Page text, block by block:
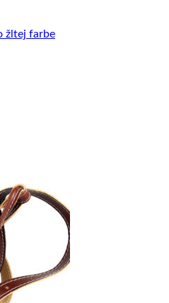
žltej farbe